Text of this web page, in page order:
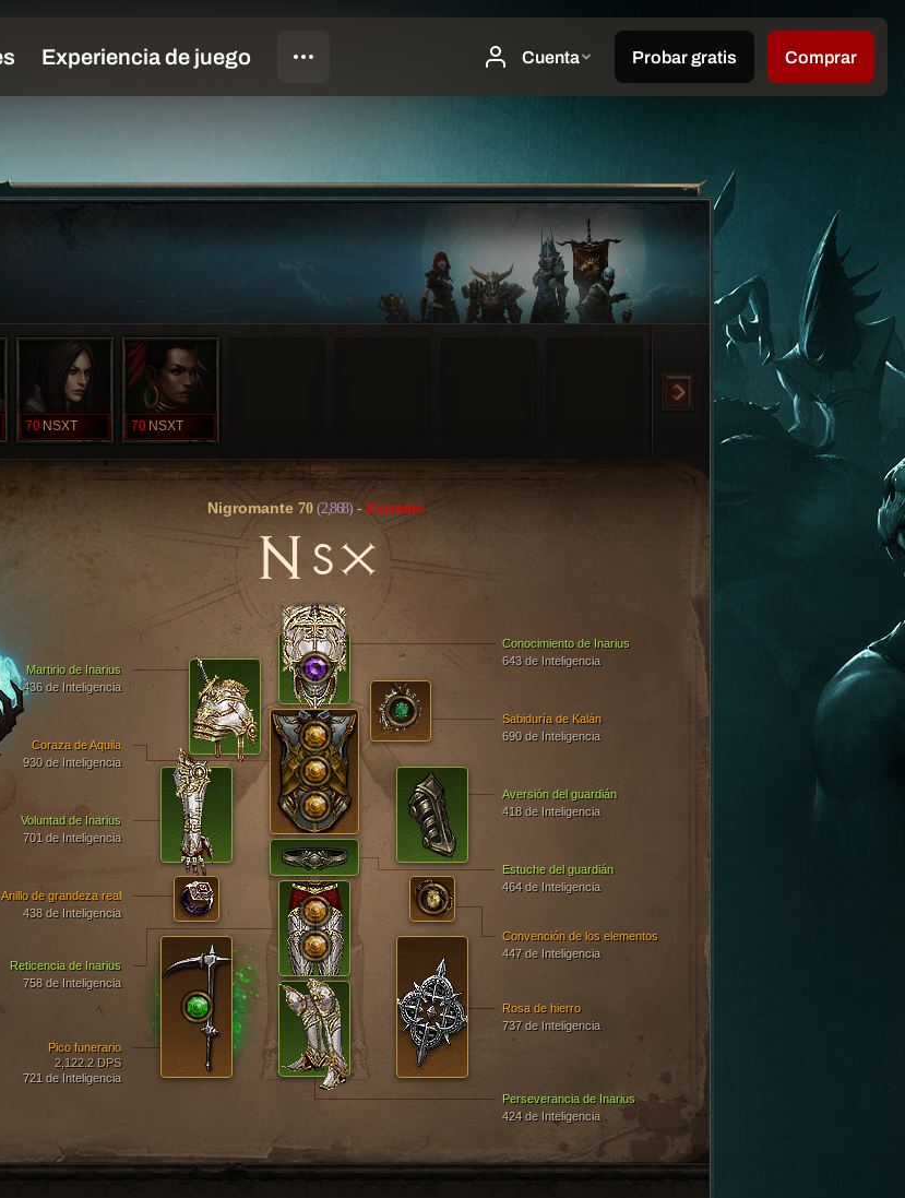
70 NSXT 70 NSXT
Nigromante 70 (2,868) - Extremo
NSX
Conocimiento de Inarius
643 de Inteligencia
Coraza de Aquila
930 de Inteligencia
Perseverancia de Inarius
424 de Inteligencia
Voluntad de Inarius
701 de Inteligencia
Martirio de Inarius
436 de Inteligencia
Reticencia de Inarius
758 de Inteligencia
Aversión del guardián
418 de Inteligencia
Pico funerario
2,122.2 DPS
721 de Inteligencia
Rosa de hierro
737 de Inteligencia
Estuche del guardián
464 de Inteligencia
Convención de los elementos
447 de Inteligencia
Anillo de grandeza real
438 de Inteligencia
Sabiduría de Kalán
690 de Inteligencia